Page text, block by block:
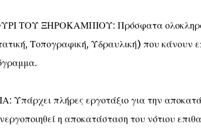
ΤΟΥ ΞΗΡΟΚΑΜΠΙΟΥ: Πρόσφατα
Τοπογραφική, Υδραυλική) που κάνουν
πλήρες εργοτάξιο για την
η αποκατάσταση του νότιου